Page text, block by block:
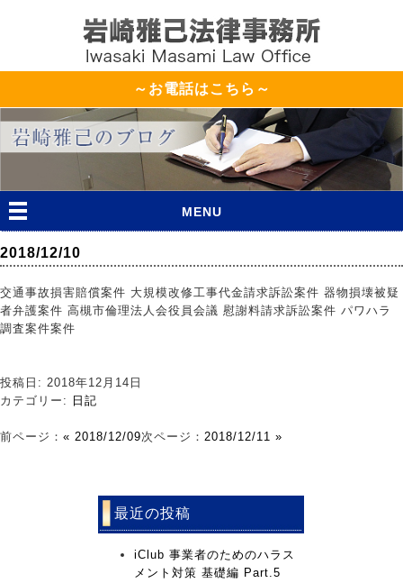
～お電話はこちら～
MENU
2018/12/10
交通事故損害賠償案件 大規模改修工事代金請求訴訟案件 器物損壊被疑
者弁護案件 高槻市倫理法人会役員会議 慰謝料請求訴訟案件 パワハラ
調査案件案件
投稿日: 2018年12月14日
カテゴリー: 日記
前ページ： « 2018/12/09次ページ： 2018/12/11 »
最近の投稿
iClub 事業者のためのハラス
メント対策 基礎編 Part.5